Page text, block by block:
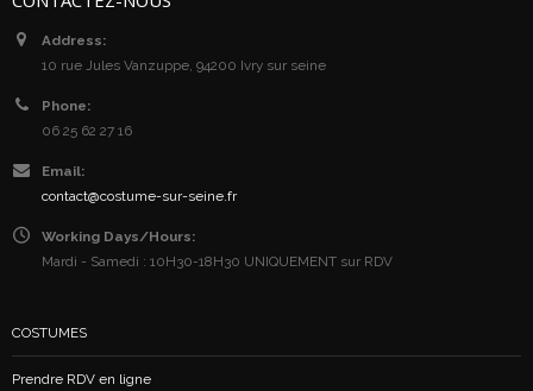
Address:
10 rue Jules Vanzuppe, 94200 Ivry sur seine
Phone:
06 25 62 27 16
Email:
contact@costume-sur-seine.fr
Working Days/Hours:
Mardi - Samedi : 10H30-18H30 UNIQUEMENT sur RDV
COSTUMES
Prendre RDV en ligne